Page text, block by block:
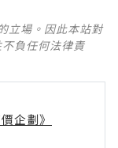
立場。因此本站對
負任何法律責
企劃》